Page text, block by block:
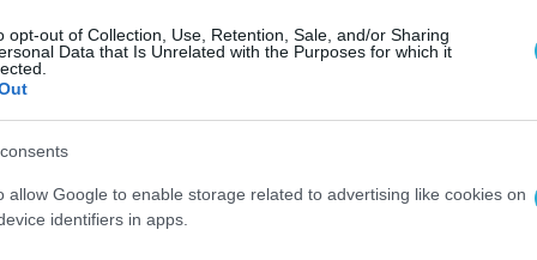
opt-out of Collection, Use, Retention, Sale, and/or Sharing
Data that Is Unrelated with the Purposes for which it
allow Google to enable storage related to advertising like cookies on
identifiers in apps.
ΨΗΦΙΑΚΗ ΣΤΡΑΤΗΓΙΚΗ
Ψηφιακή δεκαετία της Ευρώπης:
Επιτροπή χαράσσει την πορεία
τη δημιουργία μιας ψηφιακά